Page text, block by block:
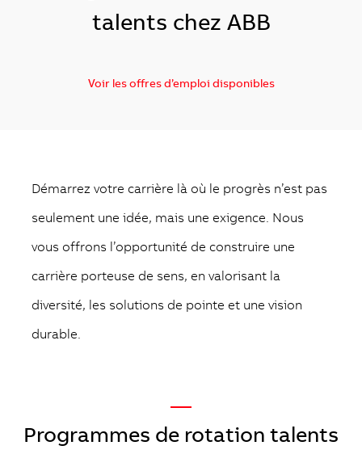
talents chez ABB
Voir les offres d’emploi disponibles
Démarrez votre carrière là où le progrès n’est pas
seulement une idée, mais une exigence. Nous
vous offrons l’opportunité de construire une
carrière porteuse de sens, en valorisant la
diversité, les solutions de pointe et une vision
durable.
—
Programmes de rotation talents